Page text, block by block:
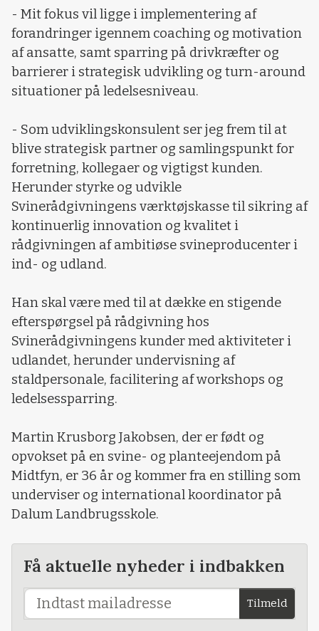
- Mit fokus vil ligge i implementering af
forandringer igennem coaching og motivation
af ansatte, samt sparring på drivkræfter og
barrierer i strategisk udvikling og turn-around
situationer på ledelsesniveau.
- Som udviklingskonsulent ser jeg frem til at
blive strategisk partner og samlingspunkt for
forretning, kollegaer og vigtigst kunden.
Herunder styrke og udvikle
Svinerådgivningens værktøjskasse til sikring af
kontinuerlig innovation og kvalitet i
rådgivningen af ambitiøse svineproducenter i
ind- og udland.
Han skal være med til at dække en stigende
efterspørgsel på rådgivning hos
Svinerådgivningens kunder med aktiviteter i
udlandet, herunder undervisning af
staldpersonale, facilitering af workshops og
ledelsessparring.
Martin Krusborg Jakobsen, der er født og
opvokset på en svine- og planteejendom på
Midtfyn, er 36 år og kommer fra en stilling som
underviser og international koordinator på
Dalum Landbrugsskole.
Få aktuelle nyheder i indbakken
Tilmeld